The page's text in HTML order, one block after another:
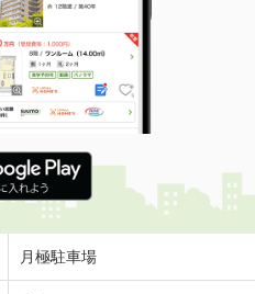
月極駐車場